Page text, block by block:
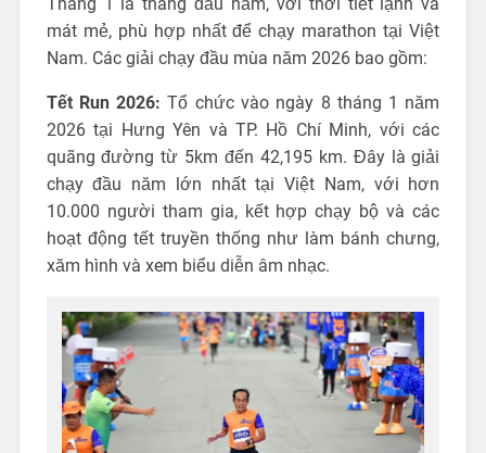
mát mẻ, phù hợp nhất để chạy marathon tại Việt
Nam. Các giải chạy đầu mùa năm 2026 bao gồm:
Tết Run 2026: Tổ chức vào ngày 8 tháng 1 năm
2026 tại Hưng Yên và TP. Hồ Chí Minh, với các
quãng đường từ 5km đến 42,195 km. Đây là giải
chạy đầu năm lớn nhất tại Việt Nam, với hơn
10.000 người tham gia, kết hợp chạy bộ và các
hoạt động tết truyền thống như làm bánh chưng,
xăm hình và xem biểu diễn âm nhạc.